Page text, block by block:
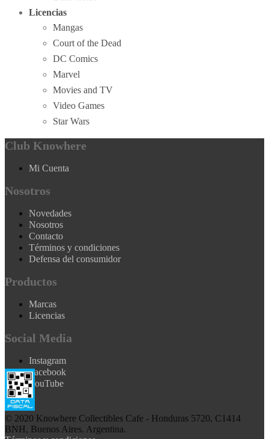
Licencias
Mangas
Court of the Dead
DC Comics
Marvel
Movies and TV
Video Games
Star Wars
Club Knowhere
Mi Cuenta
Nosotros
Novedades
Nosotros
Contacto
Términos y condiciones
Defensa del consumidor
Productos
Marcas
Licencias
Social Media
Instagram
Facebook
YouTube
© 2020 Knowhere Collectibles Cafe - Honduras 5720, C1414
BNH, Buenos Aires. Argentina.